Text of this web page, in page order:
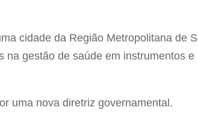
cidade da Região Metropolitana de
gestão de saúde em instrumentos e
uma nova diretriz governamental.